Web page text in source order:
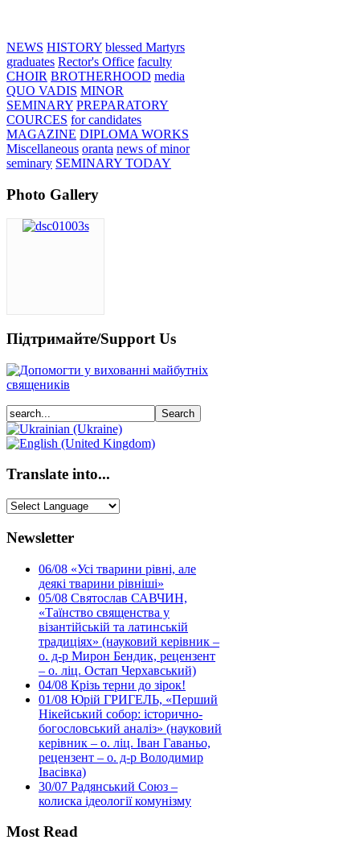
NEWS HISTORY blessed Martyrs
graduates Rector's Office faculty
CHOIR BROTHERHOOD media
QUO VADIS MINOR
SEMINARY PREPARATORY
COURCES for candidates
MAGAZINE DIPLOMA WORKS
Miscellaneous oranta news of minor
seminary SEMINARY TODAY
Photo Gallery
Підтримайте/Support Us
Translate into...
Newsletter
06/08 «Усі тварини рівні, але
деякі тварини рівніші»
05/08 Святослав САВЧИН,
«Таїнство священства у
візантійській та латинській
традиціях» (науковий керівник –
о. д-р Мирон Бендик, рецензент
– о. ліц. Остап Черхавський)
04/08 Крізь терни до зірок!
01/08 Юрій ГРИГЕЛЬ, «Перший
Нікейський собор: історично-
богословський аналіз» (науковий
керівник – о. ліц. Іван Гаваньо,
рецензент – о. д-р Володимир
Івасівка)
30/07 Радянський Союз –
колиска ідеології комунізму
Most Read